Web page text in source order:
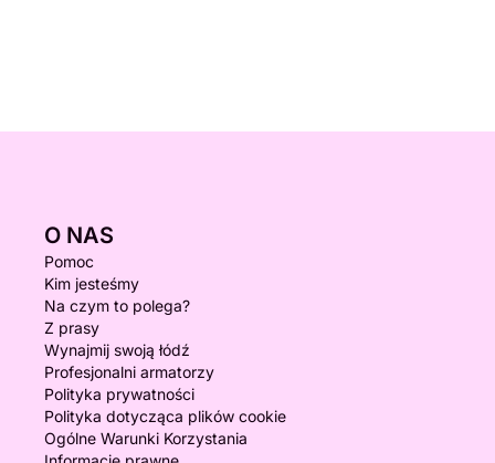
O NAS
Pomoc
Kim jesteśmy
Na czym to polega?
Z prasy
Wynajmij swoją łódź
Profesjonalni armatorzy
Polityka prywatności
Polityka dotycząca plików cookie
Ogólne Warunki Korzystania